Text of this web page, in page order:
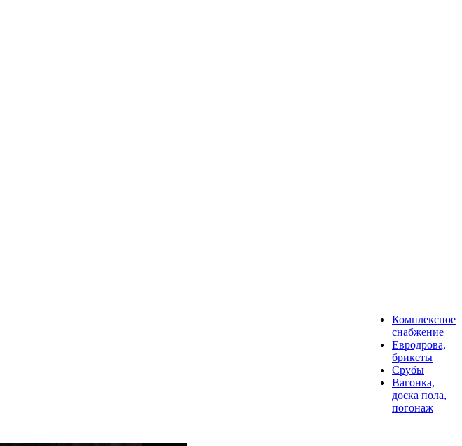
Комплексное
снабжение
Евродрова,
брикеты
Срубы
Вагонка,
доска пола,
погонаж